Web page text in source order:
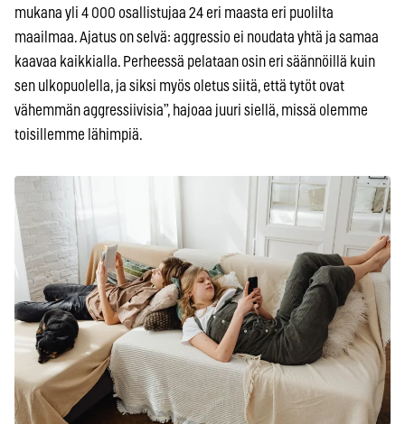
mukana yli 4 000 osallistujaa 24 eri maasta eri puolilta
maailmaa. Ajatus on selvä: aggressio ei noudata yhtä ja samaa
kaavaa kaikkialla. Perheessä pelataan osin eri säännöillä kuin
sen ulkopuolella, ja siksi myös oletus siitä, että tytöt ovat
vähemmän aggressiivisia”, hajoaa juuri siellä, missä olemme
toisillemme lähimpiä.